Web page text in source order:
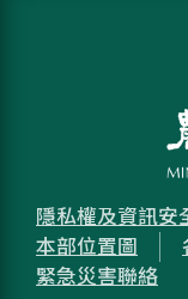
隱私權及資訊安
本部位置圖
緊急災害聯絡